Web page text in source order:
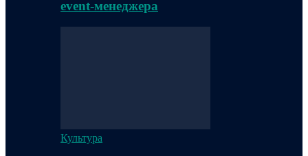
event-менеджера
Культура